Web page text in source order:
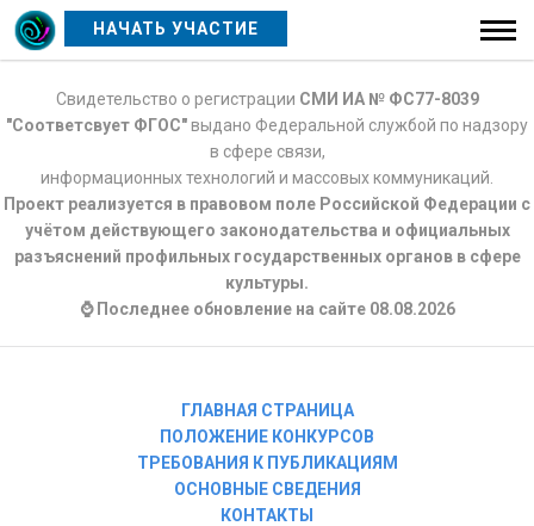
НАЧАТЬ УЧАСТИЕ
Свидетельство о регистрации СМИ ИА № ФС77-8039
"Соответсвует ФГОС"выдано Федеральной службой по надзору
в сфере связи,
информационных технологий и массовых коммуникаций.
Проект реализуется в правовом поле Российской Федерации с
учётом действующего законодательства и официальных
разъяснений профильных государственных органов в сфере
культуры.
⌚ Последнее обновление на сайте 08.08.2026
ГЛАВНАЯ СТРАНИЦА
ПОЛОЖЕНИЕ КОНКУРСОВ
ТРЕБОВАНИЯ К ПУБЛИКАЦИЯМ
ОСНОВНЫЕ СВЕДЕНИЯ
КОНТАКТЫ